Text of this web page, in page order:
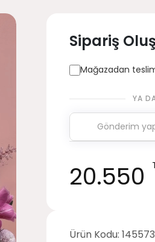
Sipariş
Mağazadan
YA
20.550
Ürün Kodu: 145573